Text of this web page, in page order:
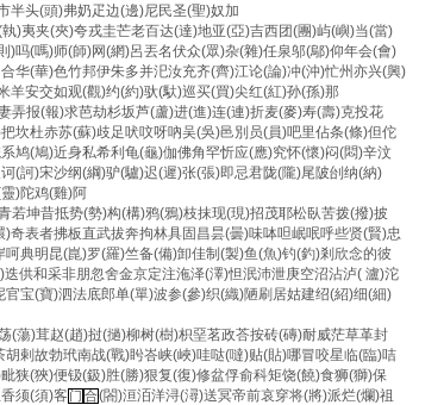
半头(頭)弗奶疋边(邊)尼民圣(聖)奴加
)夷夹(夾)夸戎圭芒老百达(達)地亚(亞)吉西团(團)屿(嶼)当(當)
)吗(嗎)师(師)网(網)呂丟名伏众(眾)杂(雜)任泉邬(鄔)仰年会(會)
华(華)色竹邦伊朱多并汜汝充齐(齊)江论(論)冲(沖)忙州亦兴(興)
羊安交如观(觀)约(約)驮(馱)巡买(買)尖红(紅)孙(孫)那
弄报(報)求芭劫杉坂芦(蘆)进(進)连(連)折麦(麥)寿(壽)克投花
坎杜赤苏(蘇)歧足吠呅呀吶吴(吳)邑別员(員)吧里佔条(條)但佗
鸠(鳩)近身私希利龟(龜)伽佛角罕忻应(應)究怀(懷)闷(悶)辛汶
(訶)宋沙纲(綱)驴(驢)迟(遲)张(張)即忌君陇(隴)尾陂刣纳(納)
)陀鸡(雞)阿
若坤昔抵势(勢)构(構)鸦(鴉)枝抹现(現)招茂耶松臥苦拨(撥)披
奇表者拂板直武拔奔拘林具固昌昙(曇)味呠呾岷呡呼些贤(賢)忠
典明昆(崑)罗(羅)竺备(備)卸佳制(製)鱼(魚)钓(釣)剎欣念的彼
供和采非朋忽舍金京定注沲泽(澤)怛泯沛泄庚空沼沾泸( 瀘)沱
宝(寶)泗法底郎单(單)波参(參)织(織)陋刷居姑建绍(紹)细(細)
(蕩)茸赵(趙)挝(撾)柳树(樹)枳堊茗政荅按砖(磚)耐威茫草革封
剌故勃玳南战(戰)盻峇峡(峽)哇哒(噠)贴(貼)哪冒咬星临(臨)咭
狭(狹)便钑(鈒)胜(勝)狠复(復)修盆俘俞科矩饶(饒)食狮(獅)保
须(須)客门 合(閤)洹洦洋浔(潯)送冥帝前哀穿将(將)派烂(爛)祖